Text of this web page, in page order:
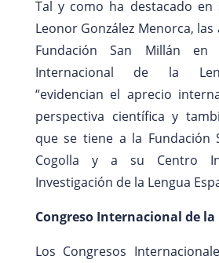
Tal y como ha destacado en
Leonor González Menorca,
Fundación San Millán en
Internacional de la
“evidencian el aprecio
perspectiva científica y
que se tiene a la Fundación
Cogolla y a su Centro
Investigación de la Lengua
Congreso Internacional de la
Los Congresos